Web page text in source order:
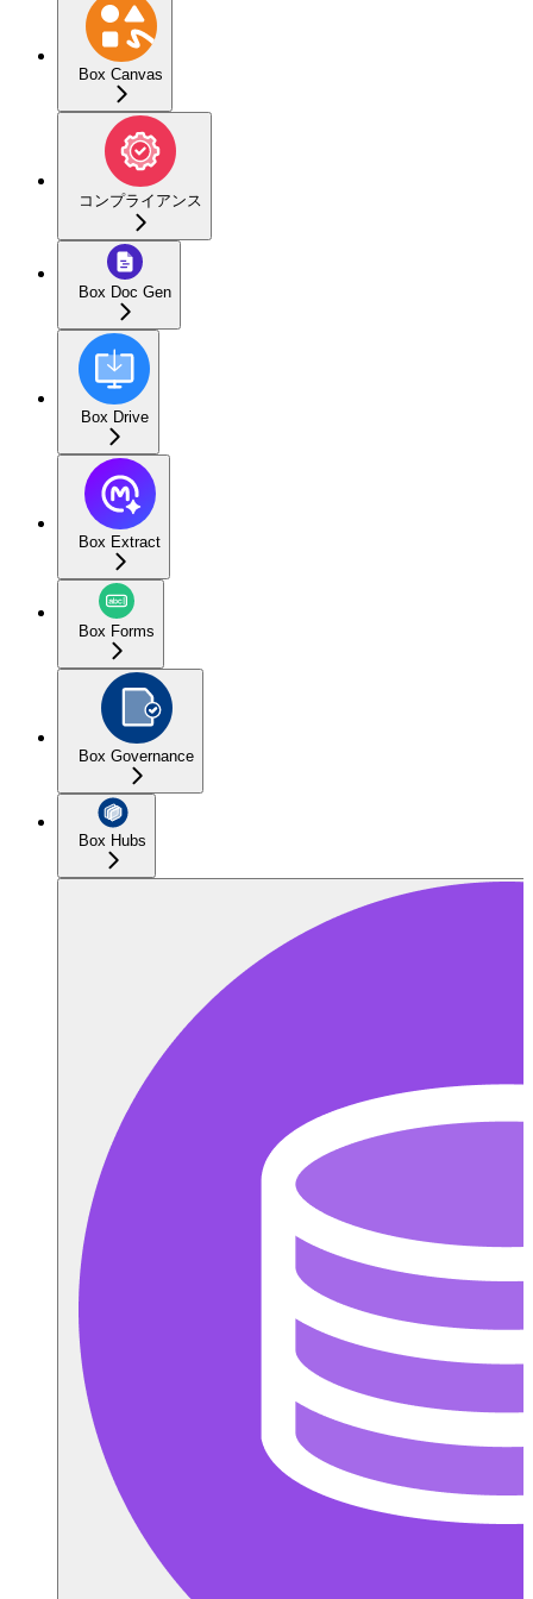
Box Canvas
コンプライアンス
Box Doc Gen
Box Drive
Box Extract
Box Forms
Box Governance
Box Hubs